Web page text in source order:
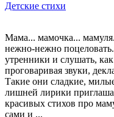
Детские стихи
Мама... мамочка...
нежно-нежно
утренники и слушать,
проговаривая звуки,
Такие они сладкие,
лишней лирики
красивых стихов про
сами и ...